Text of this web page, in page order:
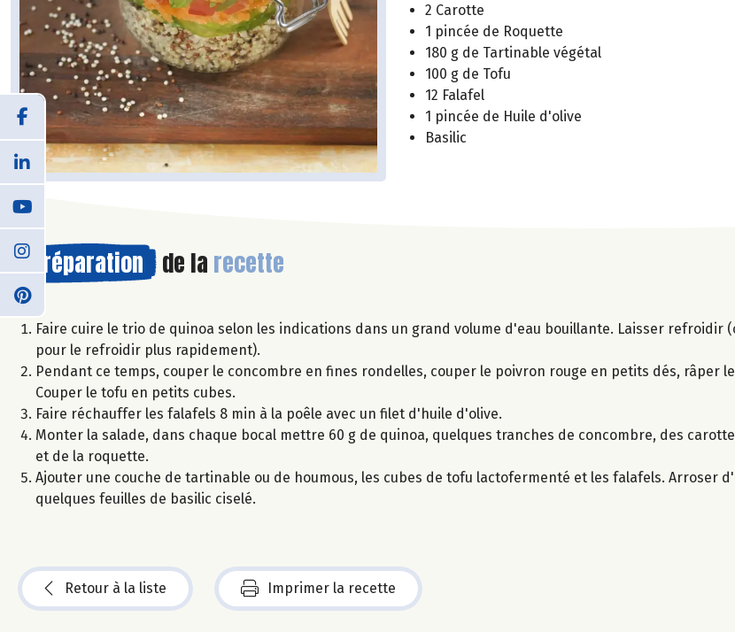
2 Carotte
1 pincée de Roquette
180 g de Tartinable végétal
100 g de Tofu
12 Falafel
1 pincée de Huile d'olive
Basilic
Préparation de la recette
Faire cuire le trio de quinoa selon les indications dans un grand volume d'eau bouillante. Laisser refroidir
pour le refroidir plus rapidement).
Pendant ce temps, couper le concombre en fines rondelles, couper le poivron rouge en petits dés, râper
Couper le tofu en petits cubes.
Faire réchauffer les falafels 8 min à la poêle avec un filet d'huile d'olive.
Monter la salade, dans chaque bocal mettre 60 g de quinoa, quelques tranches de concombre, des
et de la roquette.
Ajouter une couche de tartinable ou de houmous, les cubes de tofu lactofermenté et les falafels. Arroser
quelques feuilles de basilic ciselé.
Retour à la liste Imprimer la recette